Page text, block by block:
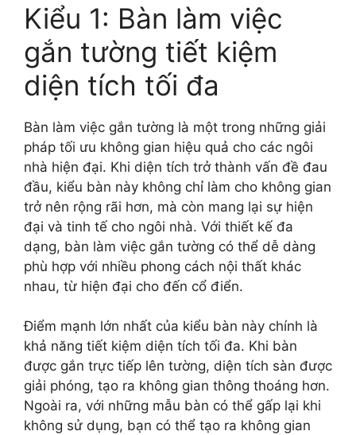
Kiểu 1: Bàn làm việc
gắn tường tiết kiệm
diện tích tối đa
Bàn làm việc gắn tường là một trong những giải
pháp tối ưu không gian hiệu quả cho các ngôi
nhà hiện đại. Khi diện tích trở thành vấn đề đau
đầu, kiểu bàn này không chỉ làm cho không gian
trở nên rộng rãi hơn, mà còn mang lại sự hiện
đại và tinh tế cho ngôi nhà. Với thiết kế đa
dạng, bàn làm việc gắn tường có thể dễ dàng
phù hợp với nhiều phong cách nội thất khác
nhau, từ hiện đại cho đến cổ điển.
Điểm mạnh lớn nhất của kiểu bàn này chính là
khả năng tiết kiệm diện tích tối đa. Khi bàn
được gắn trực tiếp lên tường, diện tích sàn được
giải phóng, tạo ra không gian thông thoáng hơn.
Ngoài ra, với những mẫu bàn có thể gấp lại khi
không sử dụng, bạn có thể tạo ra không gian